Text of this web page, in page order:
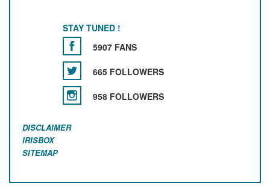
STAY TUNED !
5907 FANS
665 FOLLOWERS
958 FOLLOWERS
DISCLAIMER
IRISBOX
SITEMAP